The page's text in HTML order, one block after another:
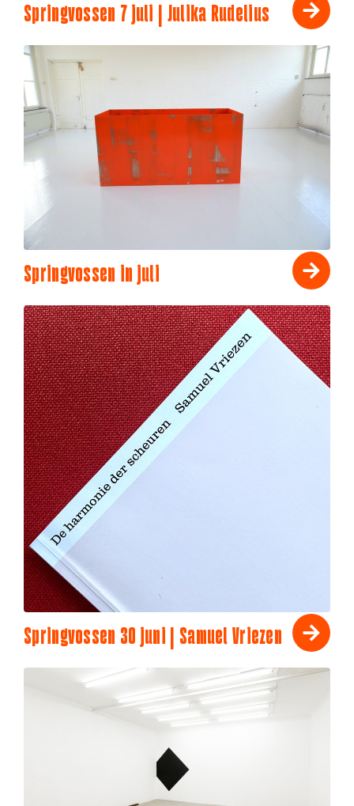
Springvossen 7 juli | Julika Rudelius
Springvossen in juli
Springvossen 30 juni | Samuel Vriezen